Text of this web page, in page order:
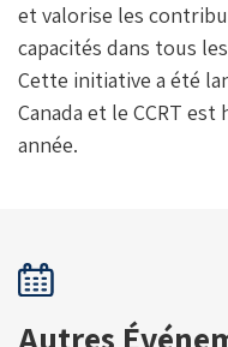
et valorise les
capacités dans tous
Cette initiative a été
Canada et le CCRT
année.
Autres